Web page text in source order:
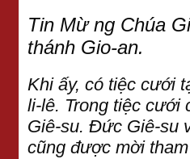
Tin Mừ ng Chúa
thánh Gio-an.
Khi ấy, có tiệc cưới
li-lê. Trong tiệc cưới
Giê-su. Đức Giê-su
cũng được mời